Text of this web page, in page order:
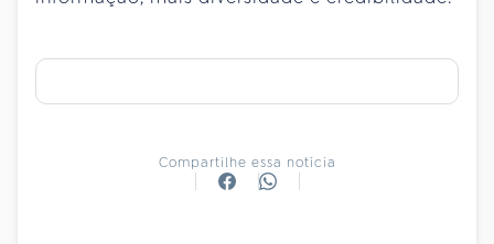
Compartilhe essa notícia